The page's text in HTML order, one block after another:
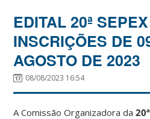
EDITAL 20ª
INSCRIÇÕES DE
AGOSTO DE 2023
08/08/2023 16:54
A Comissão Organizadora da